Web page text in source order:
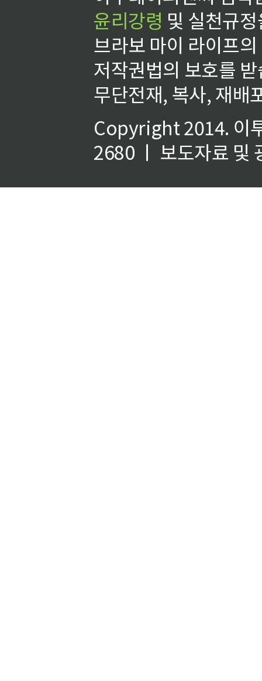
윤리강령 및 실천규
브라보 마이 라이프
저작권법의 보호를
무단전재, 복사, 재배
Copyright 2014. 이
2680 ㅣ 보도자료